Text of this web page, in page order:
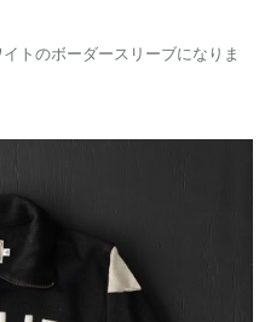
トのボーダースリーブになりま